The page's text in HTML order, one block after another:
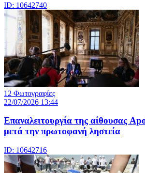
ID: 10642740
12 Φωτογραφίες
22/07/2026 13:44
Eπαναλειτουργία της αίθουσας
μετά την πρωτοφανή ληστεία
ID: 10642716